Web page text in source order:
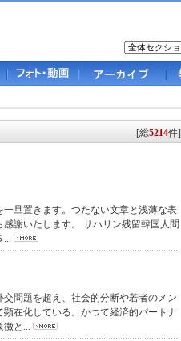
[総5214件]
旦置きます。つたない文章と浅薄な表
謝いたします。 サハリン残留韓国人問
...
問題を超え、社会的分断や若者のメン
在化している。かつて経済的パートナ
徴と...